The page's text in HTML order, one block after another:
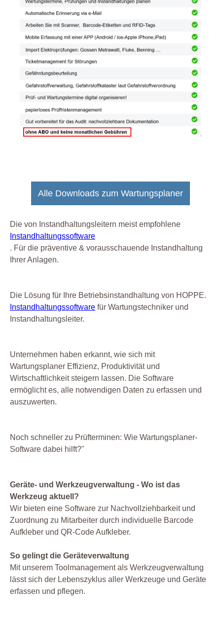
Alle Downloads zum Wartungsplaner
Die von Instandhaltungsleitern meist empfohlene
Instandhaltungssoftware
. Für die präventive & vorausschauende Instandhaltung
Ihrer Anlagen.
Die Lösung für Ihre Betriebsinstandhaltung von HOPPE.
Instandhaltungssoftware für Wartungstechniker und
Instandhaltungsleiter.
Unternehmen haben erkannt, wie sich mit
Wartungsplaner Effizienz, Produktivität und
Wirtschaftlichkeit steigern lassen. Die Software
ermöglicht es, alle notwendigen Daten zu erfassen und
auszuwerten.
Noch schneller zu Prüfterminen: Wie Wartungsplaner-
Software dabei hilft?"
Geräte- und Werkzeugverwaltung - Wo ist das
Werkzeug aktuell?
Wir bieten eine Software zur Nachvollziehbarkeit und
Zuordnung zu Mitarbeiter durch individuelle Barcode
Aufkleber und QR-Code Aufkleber.
So gelingt die Geräteverwaltung
Mit unserem Toolmanagement als Werkzeugverwaltung
lässt sich der Lebenszyklus aller Werkzeuge und Geräte
erfassen und pflegen.